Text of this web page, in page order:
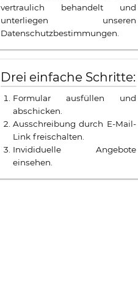
vertraulich behandelt und
unterliegen unseren
Datenschutzbestimmungen.
Drei einfache Schritte:
Formular ausfüllen und
abschicken.
Ausschreibung durch E-Mail-
Link freischalten.
Invididuelle Angebote
einsehen.